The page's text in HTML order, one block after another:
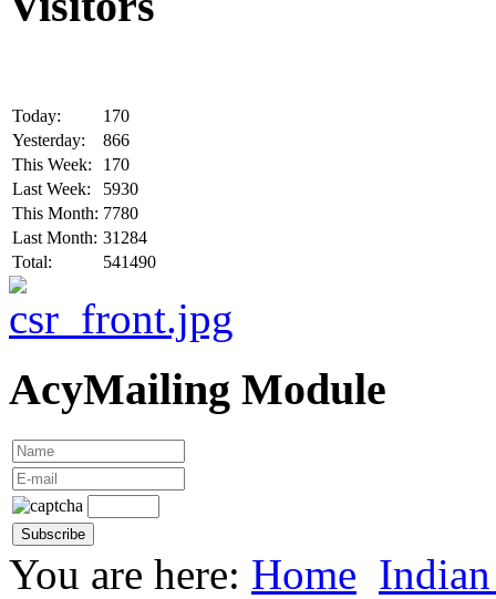
Today:
170
Yesterday:
866
This Week:
170
Last Week:
5930
This Month: 7780
Last Month: 31284
Total:
541490
AcyMailing Module
You are here: Home